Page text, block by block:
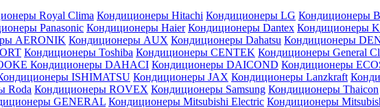
Royal Clima Кондиционеры Hitachi Кондиционеры LG Кондиционеры
Panasonic Кондиционеры Haier Кондиционеры Dantex Кондиционеры
AERONIK Кондиционеры AUX Кондиционеры Dahatsu Кондиционеры
Кондиционеры Toshiba Кондиционеры CENTEK Кондиционеры General
Кондиционеры DAHACI Кондиционеры DAICOND Кондиционеры
ISHIMATSU Кондиционеры JAX Кондиционеры Lanzkraft
Roda Кондиционеры ROVEX Кондиционеры Samsung Кондиционеры Thaicon
GENERAL Кондиционеры Mitsubishi Electric Кондиционеры